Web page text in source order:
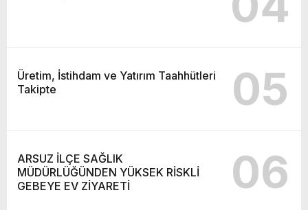
Üretim, İstihdam ve Yatırım Taahhütleri
Takipte
05
ARSUZ İLÇE SAĞLIK
MÜDÜRLÜĞÜNDEN YÜKSEK RİSKLİ
GEBEYE EV ZİYARETİ
06